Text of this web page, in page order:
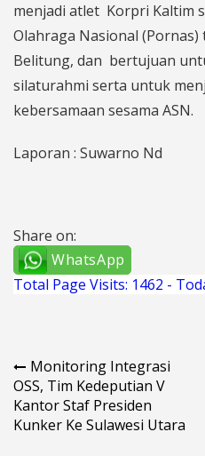
menjadi atlet Korpri Kaltim
Olahraga Nasional (Pornas)
Belitung, dan bertujuan
silaturahmi serta untuk
kebersamaan sesama ASN.
Laporan : Suwarno Nd
Share on:
WhatsApp
Total Page Visits: 1462 -
Navigasi
pos
Monitoring Integrasi
OSS, Tim Kedeputian V
Kantor Staf Presiden
Kunker Ke Sulawesi Utara